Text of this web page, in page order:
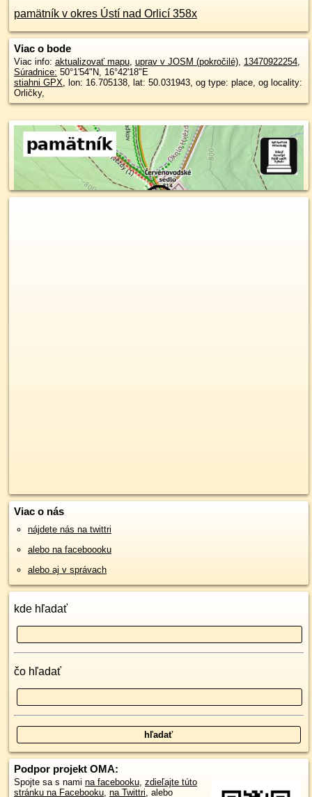
pamätník v okres Ústí nad Orlicí 358x
Viac o bode
Viac info: aktualizovať mapu, uprav v JOSM (pokročilé), 13470922254,
Súradnice: 50°1'54"N, 16°42'18"E
stiahni GPX, lon: 16.705138, lat: 50.031943, og type: place, og locality:
Orličky,
Viac o nás
nájdete nás na twittri
alebo na faceboooku
alebo aj v správach
kde hľadať
čo hľadať
Podpor projekt OMA:
Spojte sa s nami na facebooku, zdieľajte túto
stránku na Facebooku, na Twittri, alebo